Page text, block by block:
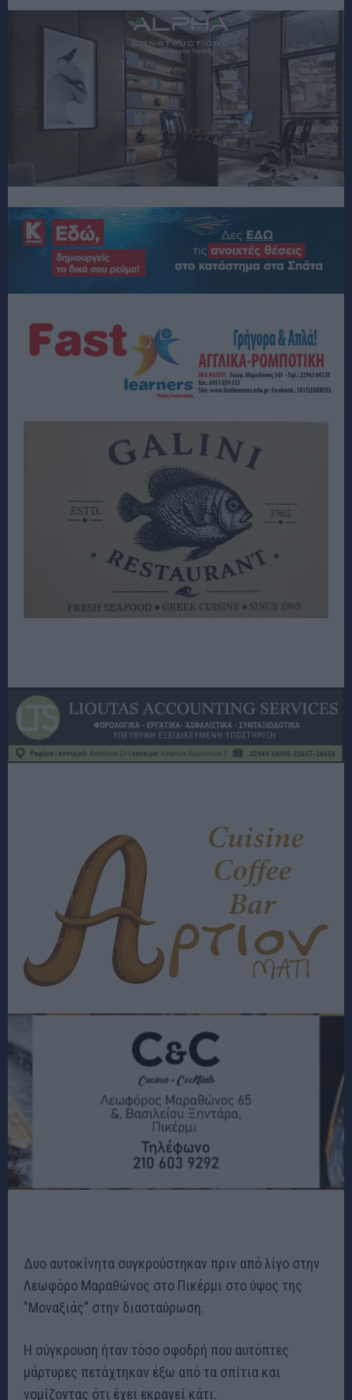
Δυο αυτοκίνητα συγκρούστηκαν πριν από λίγο στην
Λεωφόρο Μαραθώνος στο Πικέρμι στο ύψος της
”Μοναξιάς” στην διασταύρωση.
Η σύγκρουση ήταν τόσο σφοδρή που αυτόπτες
μάρτυρες πετάχτηκαν έξω από τα σπίτια και
νομίζοντας ότι έχει εκραγεί κάτι.